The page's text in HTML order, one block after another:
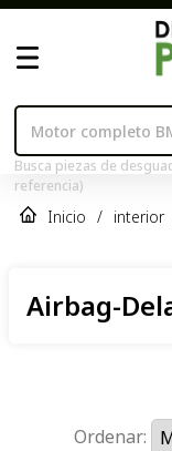
Busca piezas de
referencia)
Inicio / interior
Airbag-
Ordenar: